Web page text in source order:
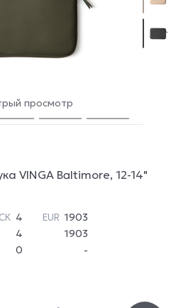
просмотр
VINGA Baltimore, 12-14"
4 EUR 1903
4
1903
0 -